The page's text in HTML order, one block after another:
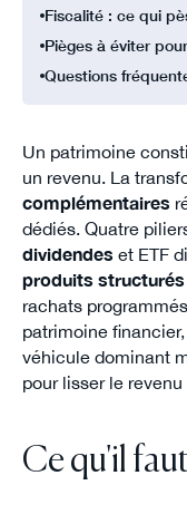
Fiscalité : ce qui
Pièges à éviter
Questions
Un patrimoine
un revenu. La
complémentaires
dédiés. Quatre
dividendes et ETF
produits structurés
rachats
patrimoine
véhicule dominant
pour lisser le revenu
Ce qu'il